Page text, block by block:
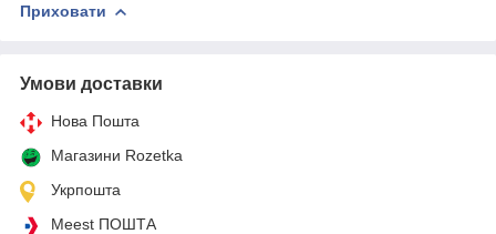
Приховати
Умови доставки
Нова Пошта
Магазини Rozetka
Укрпошта
Meest ПОШТА